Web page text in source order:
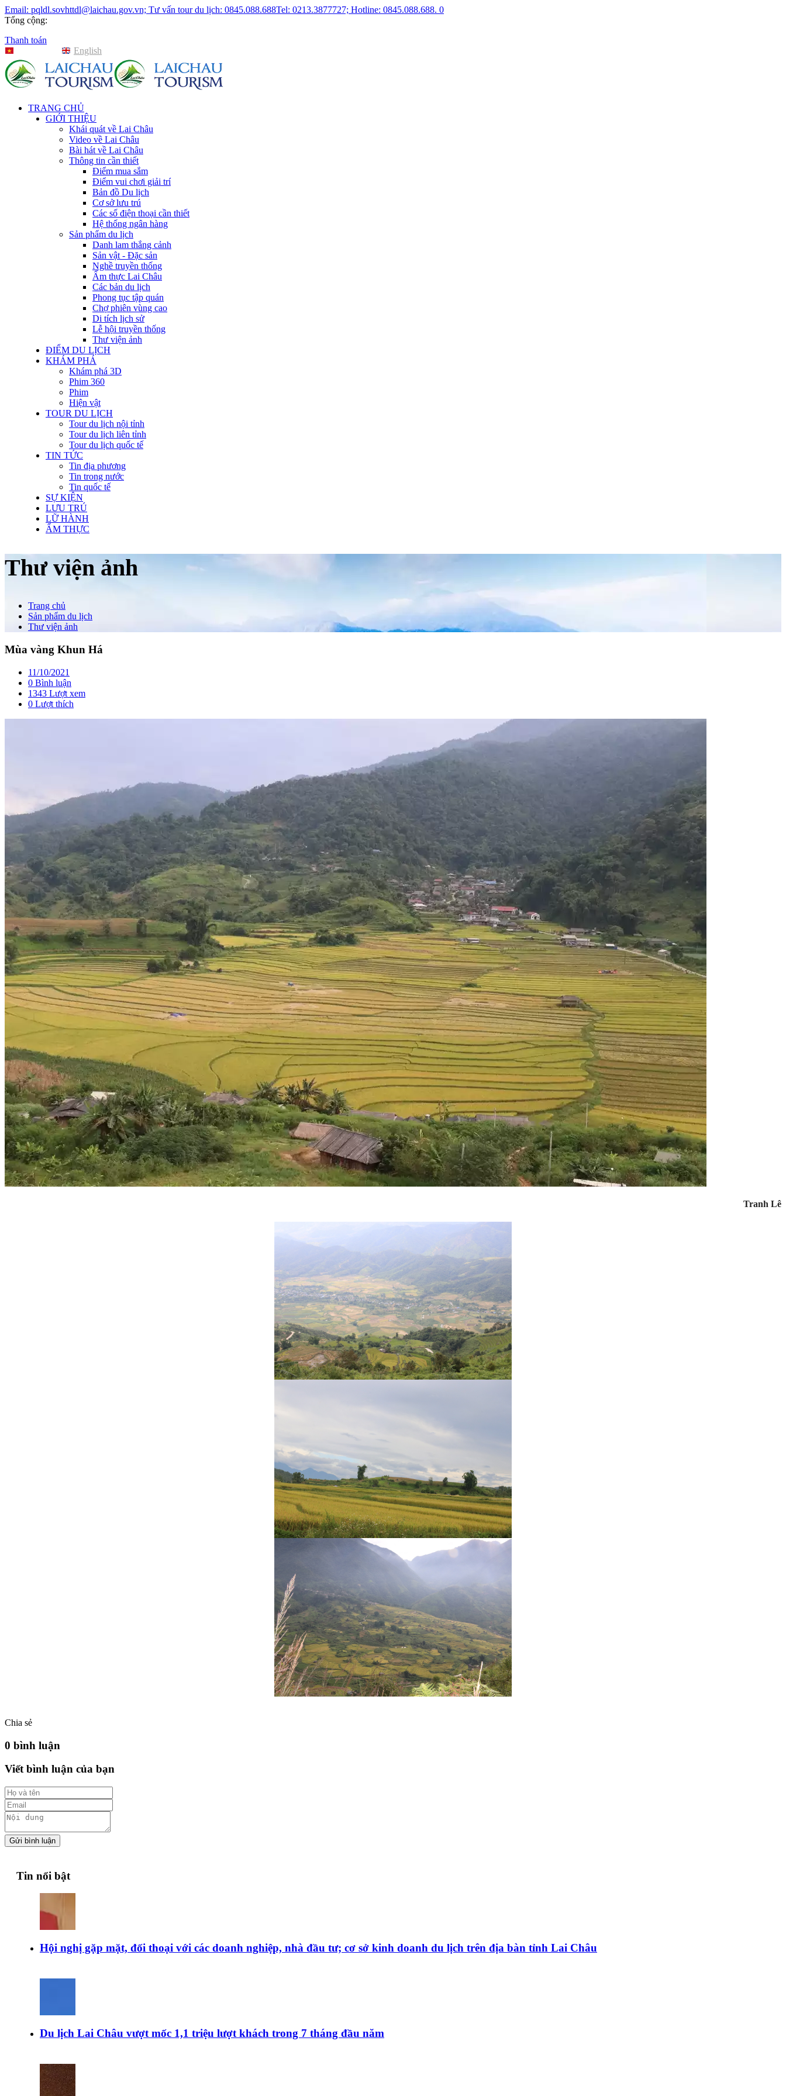
Email: pqldl.sovhttdl@laichau.gov.vn; Tư vấn tour du lịch: 0845.088.688Tel: 0213.3877727; Hotline: 0845.088.688. 0
Tổng cộng:
Thanh toán
English
TRANG CHỦ
GIỚI THIỆU
Khái quát về Lai Châu
Video về Lai Châu
Bài hát về Lai Châu
Thông tin cần thiết
Điểm mua sắm
Điểm vui chơi giải trí
Bản đồ Du lịch
Cơ sở lưu trú
Các số điện thoại cần thiết
Hệ thống ngân hàng
Sản phẩm du lịch
Danh lam thắng cảnh
Sản vật - Đặc sản
Nghề truyền thống
Ẩm thực Lai Châu
Các bản du lịch
Phong tục tập quán
Chợ phiên vùng cao
Di tích lịch sử
Lễ hội truyền thống
Thư viện ảnh
ĐIỂM DU LỊCH
KHÁM PHÁ
Khám phá 3D
Phim 360
Phim
Hiện vật
TOUR DU LỊCH
Tour du lịch nội tỉnh
Tour du lịch liên tỉnh
Tour du lịch quốc tế
TIN TỨC
Tin địa phương
Tin trong nước
Tin quốc tế
SỰ KIỆN
LƯU TRÚ
LỮ HÀNH
ẨM THỰC
Thư viện ảnh
Trang chủ
Sản phẩm du lịch
Thư viện ảnh
Mùa vàng Khun Há
11/10/2021
0 Bình luận
1343 Lượt xem
0 Lượt thích
Tranh Lê
Chia sẻ
0 bình luận
Viết bình luận của bạn
Gửi bình luận
Tin nổi bật
Hội nghị gặp mặt, đối thoại với các doanh nghiệp, nhà đầu tư; cơ sở kinh doanh du lịch trên địa bàn tỉnh Lai Châu
Du lịch Lai Châu vượt mốc 1,1 triệu lượt khách trong 7 tháng đầu năm